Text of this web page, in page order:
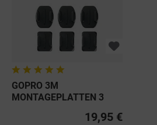
GOPRO 3M
MONTAGEPLATTEN 3
19,95 €